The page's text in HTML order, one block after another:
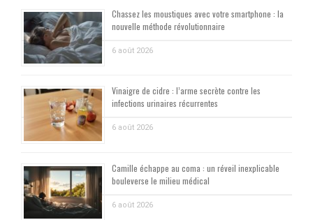
Chassez les moustiques avec votre smartphone : la
nouvelle méthode révolutionnaire
6 août 2026
Vinaigre de cidre : l’arme secrète contre les
infections urinaires récurrentes
6 août 2026
Camille échappe au coma : un réveil inexplicable
bouleverse le milieu médical
6 août 2026